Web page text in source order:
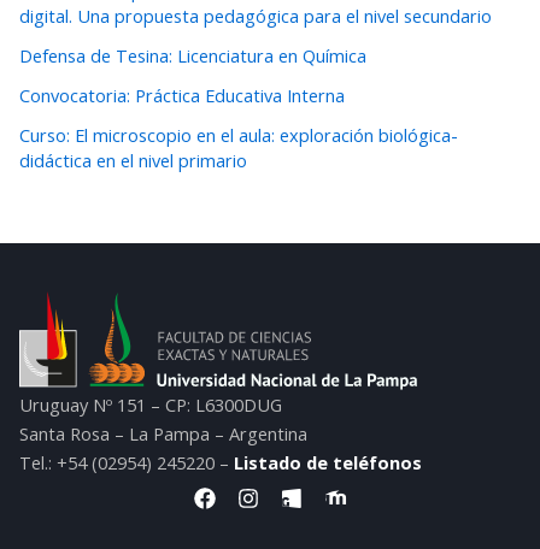
digital. Una propuesta pedagógica para el nivel secundario
Defensa de Tesina: Licenciatura en Química
Convocatoria: Práctica Educativa Interna
Curso: El microscopio en el aula: exploración biológica-
didáctica en el nivel primario
Uruguay Nº 151 – CP: L6300DUG
Santa Rosa – La Pampa – Argentina
Tel.: +54 (02954) 245220 – Listado de teléfonos
F
a
I
n
I
c
I
c